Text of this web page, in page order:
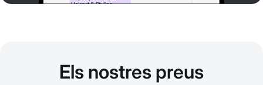
Els nostres preus